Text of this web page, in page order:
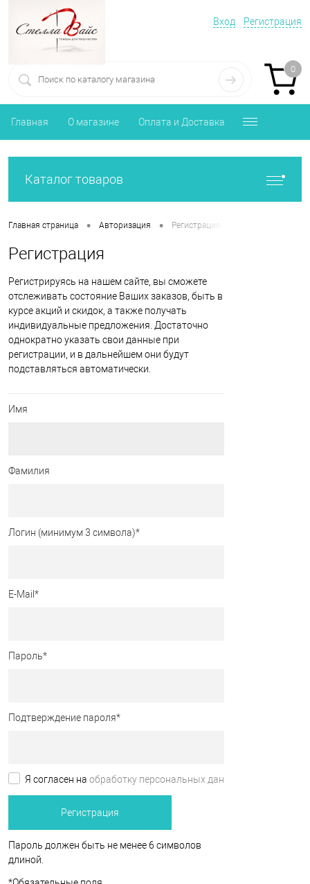
Вход Регистрация
0
Главная О магазине Оплата и Доставка
Каталог товаров
Главная страница • Авторизация • Регистрация
Регистрация
Регистрируясь на нашем сайте, вы сможете
отслеживать состояние Ваших заказов, быть в
курсе акций и скидок, а также получать
индивидуальные предложения. Достаточно
однократно указать свои данные при
регистрации, и в дальнейшем они будут
подставляться автоматически.
Имя
Фамилия
Логин (минимум 3 символа)*
E-Mail *
Пароль*
Подтверждение пароля*
Я согласен на обработку персональных данных.
Пароль должен быть не менее 6 символов
длиной.